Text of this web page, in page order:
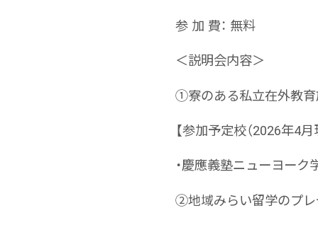
参 加 費： 無料
＜説明会内容＞
①寮のある私立在外教育
【参加予定校（2026年4月
・慶應義塾ニューヨー
②地域みらい留学のプ